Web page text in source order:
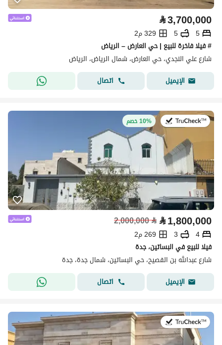
⃁3,700,000
5
5
329 م2
# فيلا فاخرة للبيع | حي العارض – الرياض
شارع علي النجدي، حي العارض، شمال الرياض، الرياض
الإيميل
اتصال
في:27 يوليو 202610% خصم
⃁1,800,000
⃁
2,000,000
4
3
269 م2
فيلا للبيع في البساتين، جدة
شارع عبدالله بن الفصيح، حي البساتين، شمال جدة، جدة
الإيميل
اتصال
في:27 يوليو 2026